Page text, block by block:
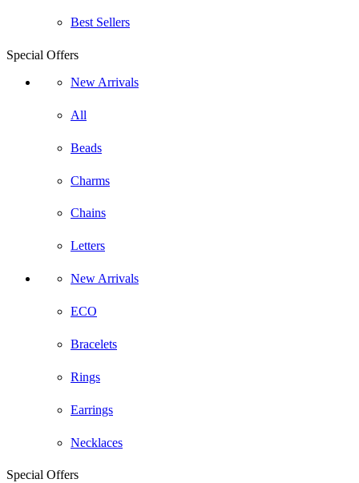
Best Sellers
Special Offers
New Arrivals
All
Beads
Charms
Chains
Letters
New Arrivals
ECO
Bracelets
Rings
Earrings
Necklaces
Special Offers